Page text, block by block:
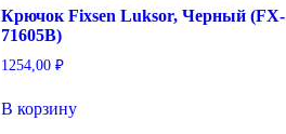
Крючок Fixsen Luksor, Черный (FX-
71605B)
1254,00₽
В корзину